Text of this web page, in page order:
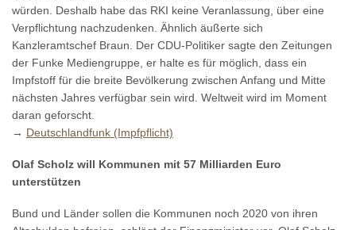
würden. Deshalb habe das RKI keine Veranlassung, über eine
Verpflichtung nachzudenken. Ähnlich äußerte sich
Kanzleramtschef Braun. Der CDU-Politiker sagte den Zeitungen
der Funke Mediengruppe, er halte es für möglich, dass ein
Impfstoff für die breite Bevölkerung zwischen Anfang und Mitte
nächsten Jahres verfügbar sein wird. Weltweit wird im Moment
daran geforscht.
→ Deutschlandfunk (Impfpflicht)
Olaf Scholz will Kommunen mit 57 Milliarden Euro
unterstützen
Bund und Länder sollen die Kommunen noch 2020 von ihren